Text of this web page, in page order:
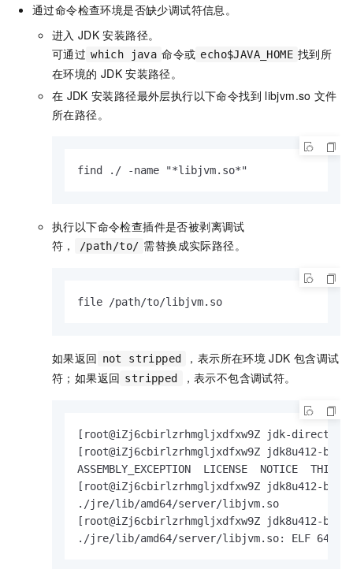
通过命令检查环境是否缺少调试符信息。
进入 JDK 安装路径。
可通过 which java 命令或 echo$JAVA_HOME 找到所
在环境的 JDK 安装路径。
在 JDK 安装路径最外层执行以下命令找到 libjvm.so 文件
所在路径。
find ./ -name "*libjvm.so*"
执行以下命令检查插件是否被剥离调试
符，
/path/to/ 需替换成实际路径。
file /path/to/libjvm.so
如果返回 not stripped ，表示所在环境 JDK 包含调试
符；如果返回 stripped ，表示不包含调试符。
[root@iZj6cbirlzrhmgljxdfxw9Z jdk-
[root@iZj6cbirlzrhmgljxdfxw9Z jdk8u412-b08]
ASSEMBLY_EXCEPTION  LICENSE  NOTICE
[root@iZj6cbirlzrhmgljxdfxw9Z jdk8u412-b08]
./jre/lib/amd64/server/libjvm.so
[root@iZj6cbirlzrhmgljxdfxw9Z jdk8u412-b08]
./jre/lib/amd64/server/libjvm.so: ELF 64-